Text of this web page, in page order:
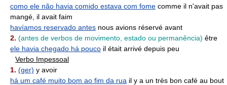
como ele não havia comido estava com fome comme il n'avait pas
mangé, il avait faim
havíamos reservado antes nous avions réservé avant
2. (antes de verbos de movimento, estado ou permanência) être
ele havia chegado há pouco il était arrivé depuis peu
Verbo Impessoal
1. (ger) y avoir
há um café muito bom ao fim da rua il y a un très bon café au bout